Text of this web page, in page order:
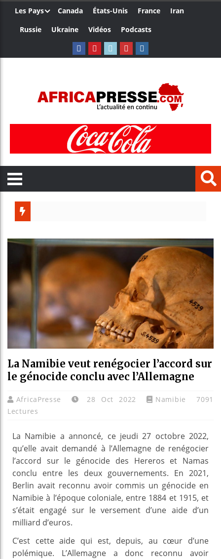
Les Pays Canada États-Unis France
Iran
Russie
Ukraine Vidéos Podcasts
Bénin
La Namibie veut renégocier l’accord sur
le génocide conclu avec l’Allemagne
AfricaPresse 28 Oct 2022 Namibie
7091
Lectures
La Namibie a annoncé, ce jeudi 27 octobre 2022,
qu’elle avait demandé à l’Allemagne de renégocier
l’accord sur le génocide des Hereros et Namas
conclu entre les deux gouvernements. En 2021,
Berlin avait reconnu avoir commis un génocide en
Namibie à l’époque coloniale, entre 1884 et 1915, et
s’était engagé sur le versement d’une aide d’un
milliard d’euros.
C’est cette aide qui est, depuis, au cœur d’une
polémique. L’Allemagne a donc reconnu avoir